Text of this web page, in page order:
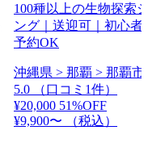
100種以上の生物探索
ング｜送迎可｜初心者
予約OK
沖縄県 > 那覇 > 那覇市
5.0
（口コミ1件）
¥20,000 51%OFF
¥9,900〜
（税込）